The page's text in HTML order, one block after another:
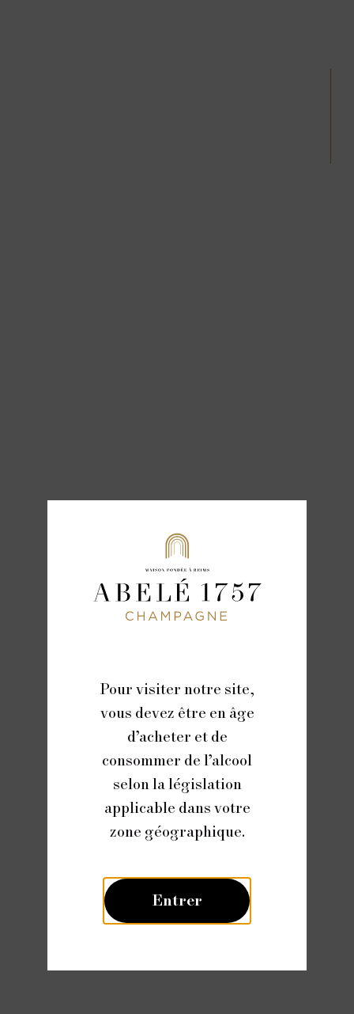
Pour visiter notre site,
vous devez être en âge
d’acheter et de
consommer de l’alcool
selon la législation
applicable dans votre
zone géographique.
Entrer